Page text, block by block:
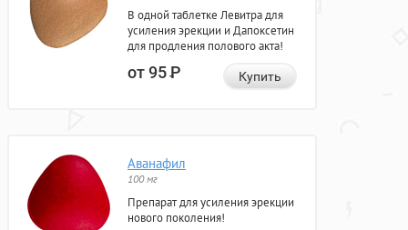
В одной таблетке Левитра для
усиления эрекции и Дапоксетин
для продления полового акта!
от 95Р Купить
Аванафил
100 мг
Препарат для усиления эрекции
нового поколения!